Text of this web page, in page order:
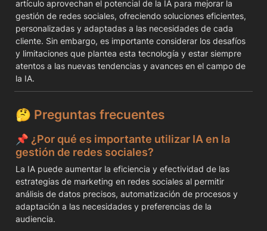
artículo aprovechan el potencial de la IA para mejorar la
gestión de redes sociales, ofreciendo soluciones eficientes,
personalizadas y adaptadas a las necesidades de cada
cliente. Sin embargo, es importante considerar los desafíos
y limitaciones que plantea esta tecnología y estar siempre
atentos a las nuevas tendencias y avances en el campo de
la IA.
🤔 Preguntas frecuentes
📌 ¿Por qué es importante utilizar IA en la
gestión de redes sociales?
La IA puede aumentar la eficiencia y efectividad de las
estrategias de marketing en redes sociales al permitir
análisis de datos precisos, automatización de procesos y
adaptación a las necesidades y preferencias de la
audiencia.